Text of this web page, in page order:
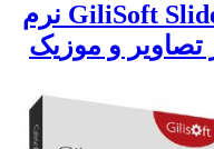
دانلود GiliSoft SlideShow Maker 14.3 نرم
تصاویر و موزیک